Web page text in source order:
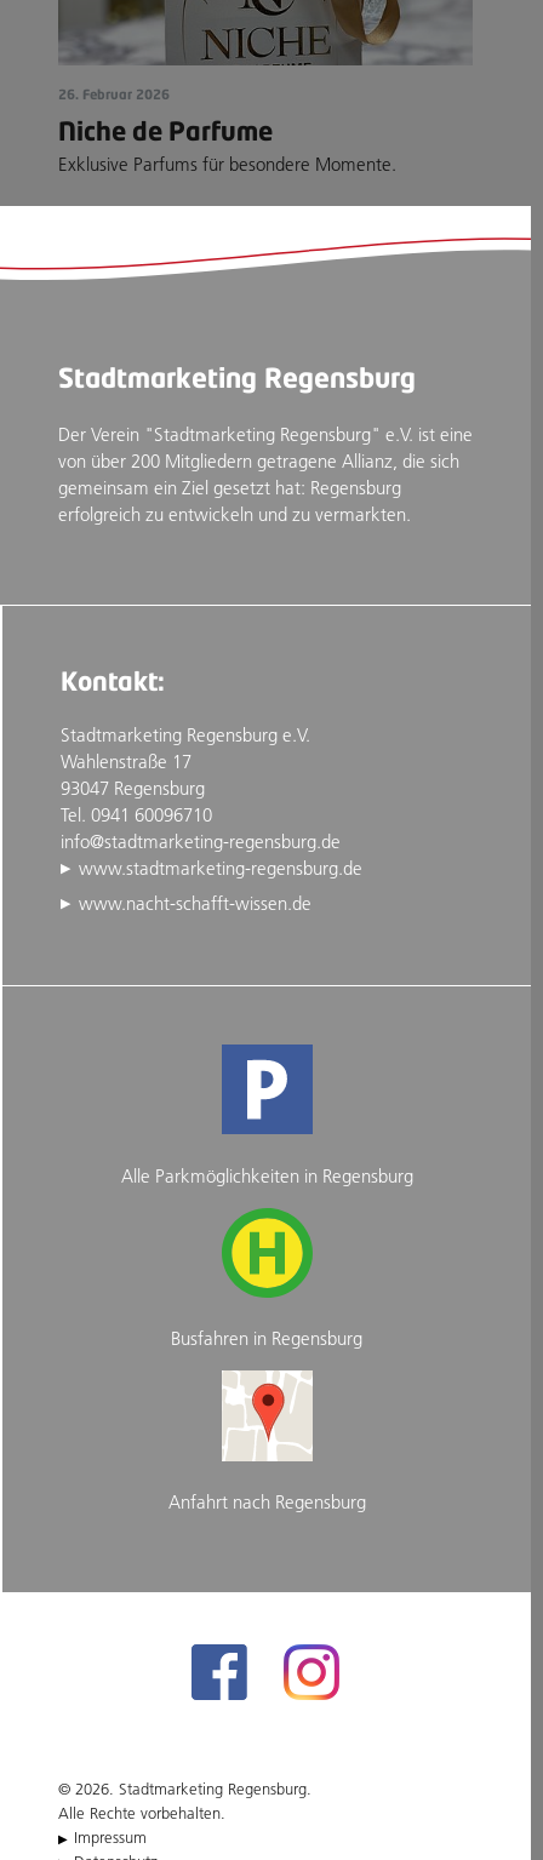
26. Februar 2026
Niche de Parfume
Exklusive Parfums für besondere Momente.
Stadtmarketing Regensburg
Der Verein "Stadtmarketing Regensburg" e.V. ist eine
von über 200 Mitgliedern getragene Allianz, die sich
gemeinsam ein Ziel gesetzt hat: Regensburg
erfolgreich zu entwickeln und zu vermarkten.
Kontakt:
Stadtmarketing Regensburg e.V.
Wahlenstraße 17
93047 Regensburg
Tel. 0941 60096710
info@stadtmarketing-regensburg.de
www.stadtmarketing-regensburg.de
www.nacht-schafft-wissen.de
Alle Parkmöglichkeiten in Regensburg
Busfahren in Regensburg
Anfahrt nach Regensburg
© 2026. Stadtmarketing Regensburg.
Alle Rechte vorbehalten.
Impressum